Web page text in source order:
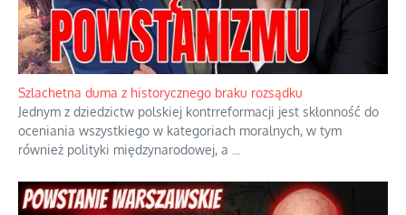
Szlachetna duma z historycznego braku rozsądku
Jednym z dziedzictw polskiej kontrreformacji jest skłonność do
oceniania wszystkiego w kategoriach moralnych, w tym
również polityki międzynarodowej, a